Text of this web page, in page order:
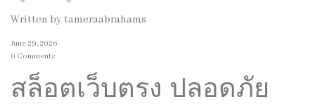
Written by tameraabrahams
June 29, 2026
0 Comments
สล็อตเว็บตรง ปลอดภัย